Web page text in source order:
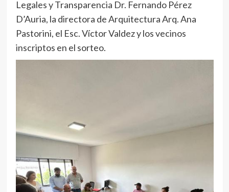
Legales y Transparencia Dr. Fernando Pérez
D’Auria, la directora de Arquitectura Arq. Ana
Pastorini, el Esc. Víctor Valdez y los vecinos
inscriptos en el sorteo.